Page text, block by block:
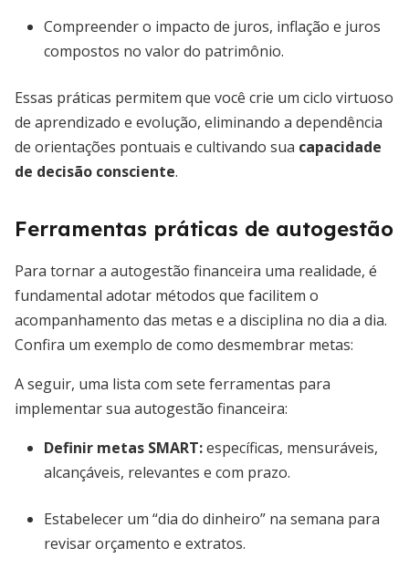
Compreender o impacto de juros, inflação e juros
compostos no valor do patrimônio.
Essas práticas permitem que você crie um ciclo virtuoso
de aprendizado e evolução, eliminando a dependência
de orientações pontuais e cultivando sua capacidade
de decisão consciente.
Ferramentas práticas de autogestão
Para tornar a autogestão financeira uma realidade, é
fundamental adotar métodos que facilitem o
acompanhamento das metas e a disciplina no dia a dia.
Confira um exemplo de como desmembrar metas:
A seguir, uma lista com sete ferramentas para
implementar sua autogestão financeira:
Definir metas SMART:específicas, mensuráveis,
alcançáveis, relevantes e com prazo.
Estabelecer um “dia do dinheiro” na semana para
revisar orçamento e extratos.